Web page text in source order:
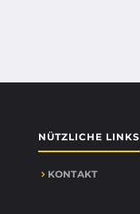
NÜTZLICHE LINKS
KONTAKT